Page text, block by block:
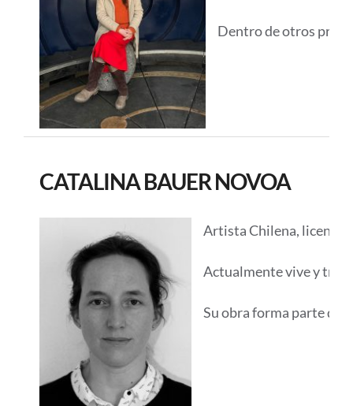
Dentro de otros
CATALINA BAUER NOVOA
Artista Chilena,
Actualmente vive y
Su obra forma parte de